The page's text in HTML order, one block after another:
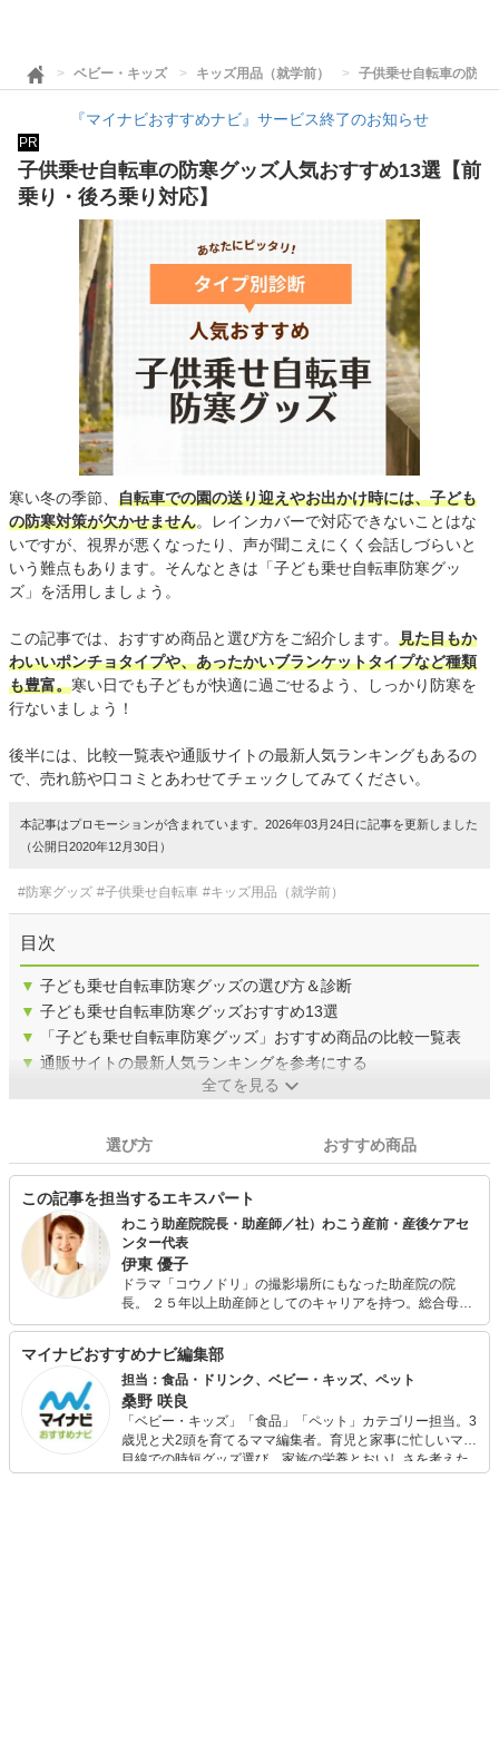
ベビー・キッズ キッズ用品（就学前） 子供乗せ自転車の防寒
『マイナビおすすめナビ』サービス終了のお知らせ
PR
子供乗せ自転車の防寒グッズ人気おすすめ13選【前
乗り・後ろ乗り対応】
寒い冬の季節、 自転車での園の送り迎えやお出かけ時には、子ども
の防寒対策が欠かせません。レインカバーで対応できないことはな
いですが、視界が悪くなったり、声が聞こえにくく会話しづらいと
いう難点もあります。そんなときは「子ども乗せ自転車防寒グッ
ズ」を活用しましょう。
この記事では、おすすめ商品と選び方をご紹介します。 見た目もか
わいいポンチョタイプや、あったかいブランケットタイプなど種類
も豊富。寒い日でも子どもが快適に過ごせるよう、しっかり防寒を
行ないましょう！
後半には、比較一覧表や通販サイトの最新人気ランキングもあるの
で、売れ筋や口コミとあわせてチェックしてみてください。
本記事はプロモーションが含まれています。2026年03月24日に記事を更新しました
（公開日2020年12月30日）
#防寒グッズ #子供乗せ自転車 #キッズ用品（就学前）
目次
▼ 子ども乗せ自転車防寒グッズの選び方＆診断
▼ 子ども乗せ自転車防寒グッズおすすめ13選
▼
「子ども乗せ自転車防寒グッズ」おすすめ商品の比較一覧表
▼ 通販サイトの最新人気ランキングを参考にする
全てを見る
選び方 おすすめ商品
この記事を担当するエキスパート
わこう助産院院長・助産師／社）わこう産前・産後ケアセ
ンター代表
伊東 優子
ドラマ「コウノドリ」の撮影場所にもなった助産院の院
長。 ２５年以上助産師としてのキャリアを持つ。総合母子
周産期医療センターをはじめ妊娠・出産・産後・子育ての
2015年 内閣総理大臣、厚生労働大臣の視察される産前・
産後ケアのモデル施設。 「安産ごはん160」監修
マイナビおすすめナビ編集部
担当：食品・ドリンク、ベビー・キッズ、ペット
桑野 咲良
「ベビー・キッズ」「食品」「ペット」カテゴリー担当。3
歳児と犬2頭を育てるママ編集者。育児と家事に忙しいママ
目線での時短グッズ選び、家族の栄養とおいしさを考えた
食品選び、束の間のリラックスタイムを楽しむためのスイ